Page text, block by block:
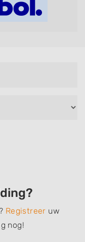
filter en u
Registreer uw
nog!